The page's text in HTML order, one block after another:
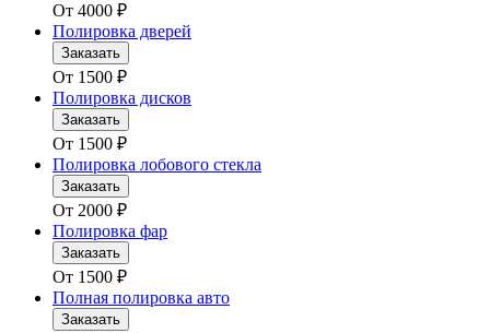
От 4000 ₽
Полировка дверей
Заказать
От 1500 ₽
Полировка дисков
Заказать
От 1500 ₽
Полировка лобового стекла
Заказать
От 2000 ₽
Полировка фар
Заказать
От 1500 ₽
Полная полировка авто
Заказать